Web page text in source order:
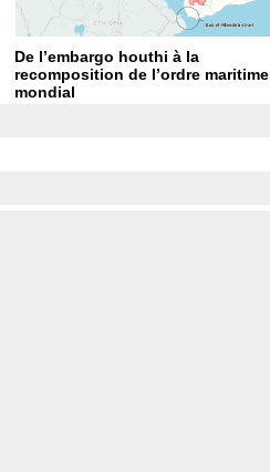
De l’embargo houthi à la
recomposition de l’ordre maritime
mondial